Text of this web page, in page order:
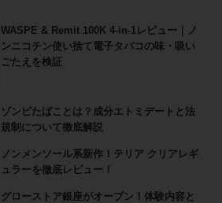
WASPE & Remit 100K 4-in-1レビュー｜ノ
ンニコチン使い捨て電子タバコの味・吸い
ごたえを検証
ゾンビたばことは？成分エトミデートと法
規制について徹底解説
ノンメンソール系新作！テリア クリアレギ
ュラーを徹底レビュー！
グローストア銀座がオープン！体験内容と